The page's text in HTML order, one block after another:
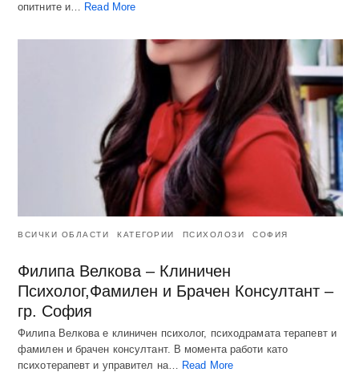
опитните и… Read More
ВСИЧКИ ОБЛАСТИ КАТЕГОРИИ ПСИХОЛОЗИ СОФИЯ
Филипа Велкова – Клиничен
Психолог,Фамилен и Брачен Консултант –
гр. София
Филипа Велкова е клиничен психолог, психодрамата терапевт и
фамилен и брачен консултант. В момента работи като
психотерапевт и управител на…
Read More